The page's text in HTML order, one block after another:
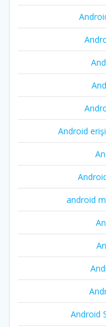
Android
android
Android